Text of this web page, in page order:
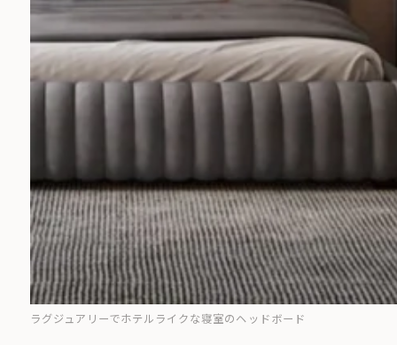
ラグジュアリーでホテルライクな寝室のヘッドボード